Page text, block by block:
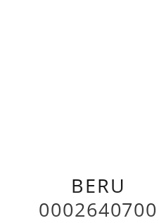
BERU
0002640700